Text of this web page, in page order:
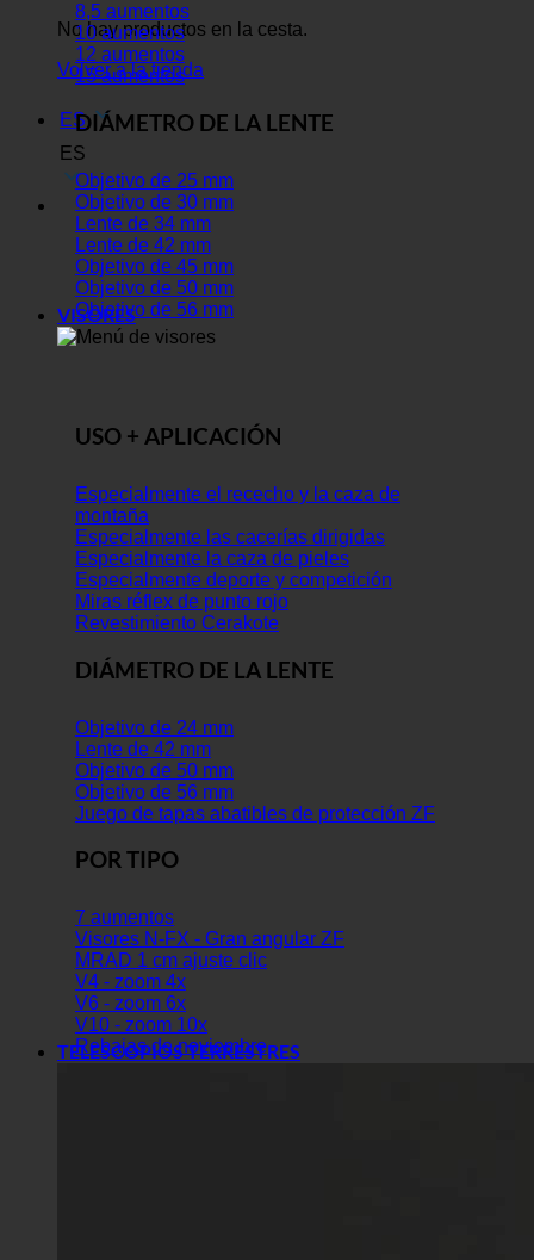
No hay productos en la cesta.
Volver a la tienda
ES
ES
8,5 aumentos
10 aumentos
12 aumentos
15 aumentos
DIÁMETRO DE LA LENTE
Objetivo de 25 mm
Objetivo de 30 mm
Lente de 34 mm
Lente de 42 mm
Objetivo de 45 mm
Objetivo de 50 mm
Objetivo de 56 mm
VISORES
USO + APLICACIÓN
Especialmente el rececho y la caza de
montaña
Especialmente las cacerías dirigidas
Especialmente la caza de pieles
Especialmente deporte y competición
Miras réflex de punto rojo
Revestimiento Cerakote
DIÁMETRO DE LA LENTE
Objetivo de 24 mm
Lente de 42 mm
Objetivo de 50 mm
Objetivo de 56 mm
Juego de tapas abatibles de protección ZF
POR TIPO
7 aumentos
Visores N-FX - Gran angular ZF
MRAD 1 cm ajuste clic
V4 - zoom 4x
V6 - zoom 6x
V10 - zoom 10x
Rebajas de noviembre
TELESCOPIOS TERRESTRES